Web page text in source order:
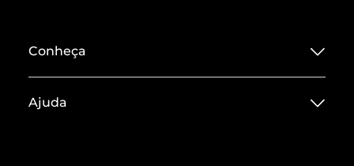
Conheça
Termos de Uso
Ajuda